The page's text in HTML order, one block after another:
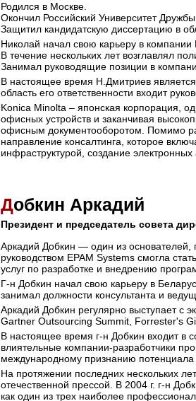
Родился в Москве.
Окончил Российский Университет
Защитил кандидатскую диссертацию в
Николай начал свою карьеру в компании
В течение нескольких лет возглавлял
Занимал руководящие позиции в
В настоящее время Н.Дмитриев
область его ответственности входит
Konica Minolta – японская корпорация,
офисных устройств и заканчивая
офисным документооборотом. Помимо
направление консалтинга, которое
инфраструктурой, создание
Добкин Аркадий
Президент и председатель совета
Аркадий Добкин — один из основателей,
руководством EPAM Systems смогла
услуг по разработке и внедрению
Г-н Добкин начал свою карьеру в
занимал должности консультанта и
Аркадий Добкин регулярно выступает с
Gartner Outsourcing Summit, Forrester's
В настоящее время г-н Добкин входит в
влиятельные компании-разработчики
международному признанию
На протяжении последних нескольких
отечественной прессой. В 2004 г. г-н
как один из трех наиболее